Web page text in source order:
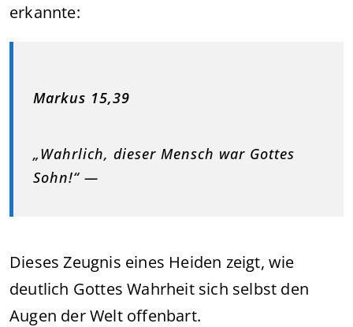
erkannte:
Markus 15,39
„Wahrlich, dieser Mensch war Gottes
Sohn!“ —
Dieses Zeugnis eines Heiden zeigt, wie
deutlich Gottes Wahrheit sich selbst den
Augen der Welt offenbart.